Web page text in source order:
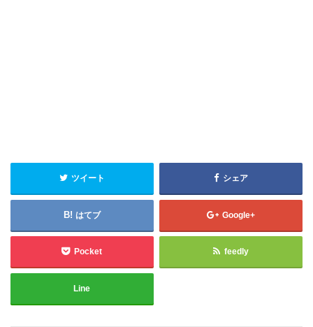
ツイート シェア
はてブ Google+
Pocket feedly
Line